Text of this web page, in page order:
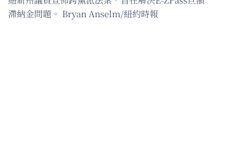
滯納金問題。 Bryan Anselm/紐約時報